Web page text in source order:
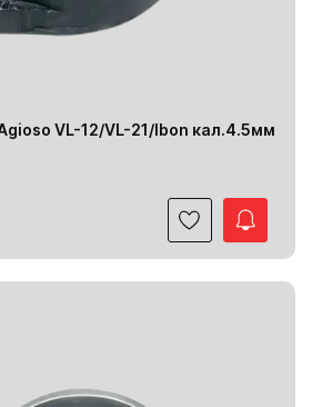
VL-12/VL-21/Ibon кал.4.5мм